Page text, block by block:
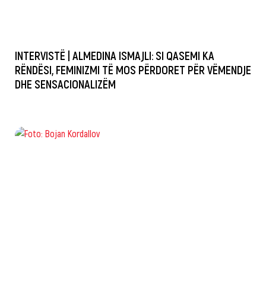
INTERVISTË | ALMEDINA ISMAJLI: SI QASEMI KA
RËNDËSI, FEMINIZMI TË MOS PËRDORET PËR VËMENDJE
DHE SENSACIONALIZËM